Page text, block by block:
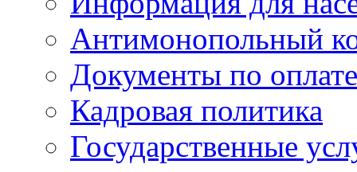
Антимонопольный
Документы по
Кадровая политика
Государственные